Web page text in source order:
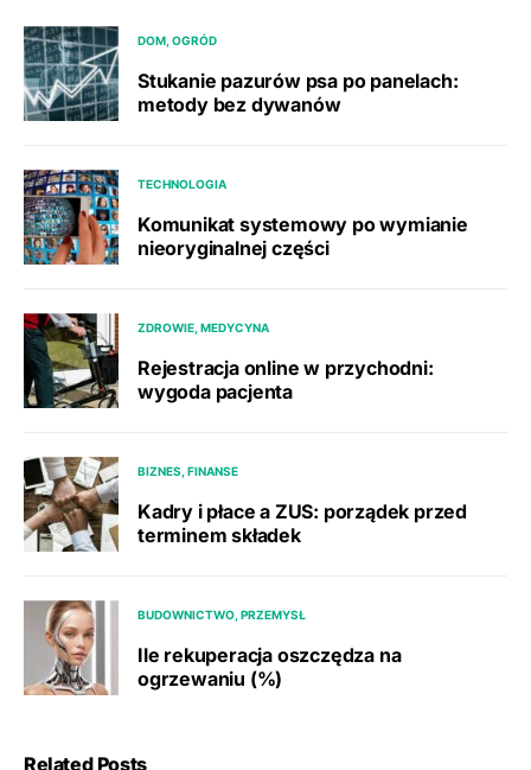
DOM, OGRÓD
Stukanie pazurów psa po panelach:
metody bez dywanów
TECHNOLOGIA
Komunikat systemowy po wymianie
nieoryginalnej części
ZDROWIE, MEDYCYNA
Rejestracja online w przychodni:
wygoda pacjenta
BIZNES, FINANSE
Kadry i płace a ZUS: porządek przed
terminem składek
BUDOWNICTWO, PRZEMYSŁ
Ile rekuperacja oszczędza na
ogrzewaniu (%)
Related Posts